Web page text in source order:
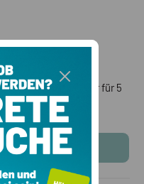
Kerzenhalter für 5
Mexiko